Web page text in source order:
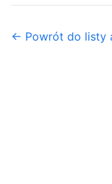
← Powrót do listy